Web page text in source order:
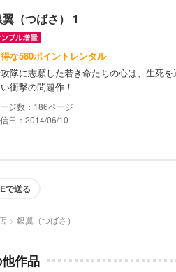
（つばさ） 1
な580ポイントレンタル
隊に志願した若き命たちの心は、生死
衝撃の問題作！
186
日：2014/06/10
で送る
銀翼（つばさ）
作品